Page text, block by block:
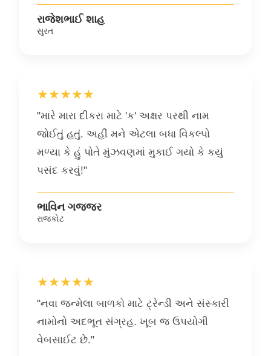
રાજેશભાઈ શાહ
સુરત
★★★★★
"મારે મારા દીકરા માટે 'ક' અક્ષર પરથી નામ
જોઈતું હતું. અહીં મને એટલા બધા વિકલ્પો
મળ્યા કે હું પોતે મુંઝવણમાં મુકાઈ ગયો કે કયું
પસંદ કરવું!"
ભાવિન ગજ્જર
રાજકોટ
★★★★★
"નવા જન્મેલા બાળકો માટે ટ્રેન્ડી અને સંસ્કારી
નામોનો અદભૂત સંગ્રહ. ખૂબ જ ઉપયોગી
વેબસાઈટ છે."